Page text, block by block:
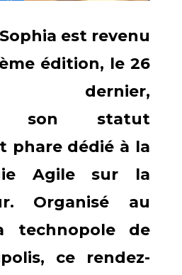
est revenu
édition, le 26
dernier,
son statut
phare dédié à la
Agile sur la
Organisé au
de
ce rendez-